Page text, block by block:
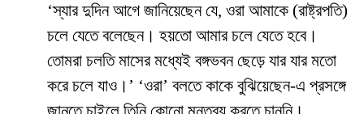
‘স্যার দুদিন আগে জানিয়েছেন যে, ওরা আমাকে (রাষ্ট্রপতি)
চলে যেতে বলেছেন। হয়তো আমার চলে যেতে হবে।
তোমরা চলতি মাসের মধ্যেই বঙ্গভবন ছেড়ে যার যার মতো
করে চলে যাও।’ ‘ওরা’ বলতে কাকে বুঝিয়েছেন-এ প্রসঙ্গে